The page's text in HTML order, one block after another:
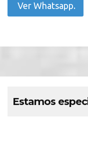
Ver Whatsapp.
Estamos